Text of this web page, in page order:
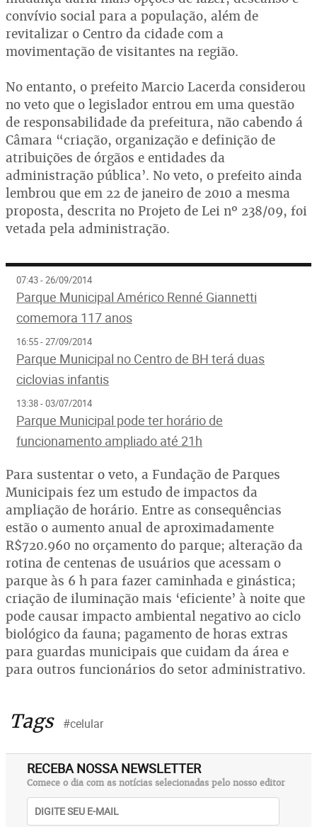
convívio social para a população, além de
revitalizar o Centro da cidade com a
movimentação de visitantes na região.
No entanto, o prefeito Marcio Lacerda considerou
no veto que o legislador entrou em uma questão
de responsabilidade da prefeitura, não cabendo á
Câmara “criação, organização e definição de
atribuições de órgãos e entidades da
administração pública’. No veto, o prefeito ainda
lembrou que em 22 de janeiro de 2010 a mesma
proposta, descrita no Projeto de Lei nº 238/09, foi
vetada pela administração.
07:43 - 26/09/2014
Parque Municipal Américo Renné Giannetti
comemora 117 anos
16:55 - 27/09/2014
Parque Municipal no Centro de BH terá duas
ciclovias infantis
13:38 - 03/07/2014
Parque Municipal pode ter horário de
funcionamento ampliado até 21h
Para sustentar o veto, a Fundação de Parques
Municipais fez um estudo de impactos da
ampliação de horário. Entre as consequências
estão o aumento anual de aproximadamente
R$720.960 no orçamento do parque; alteração da
rotina de centenas de usuários que acessam o
parque às 6 h para fazer caminhada e ginástica;
criação de iluminação mais ‘eficiente’ à noite que
pode causar impacto ambiental negativo ao ciclo
biológico da fauna; pagamento de horas extras
para guardas municipais que cuidam da área e
para outros funcionários do setor administrativo.
Tags #celular
RECEBA NOSSA NEWSLETTER
Comece o dia com as notícias selecionadas pelo nosso editor